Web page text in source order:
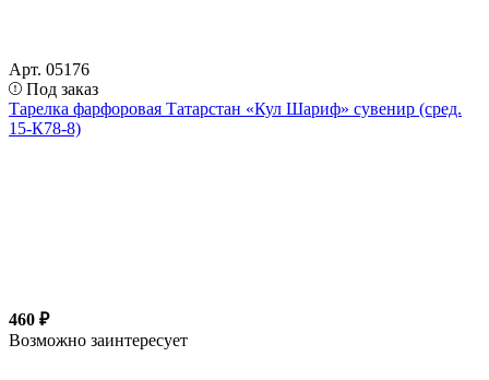
Арт. 05176
Под заказ
Тарелка фарфоровая Татарстан «Кул Шариф» сувенир (сред.
15-К78-8)
460 ₽
Возможно заинтересует